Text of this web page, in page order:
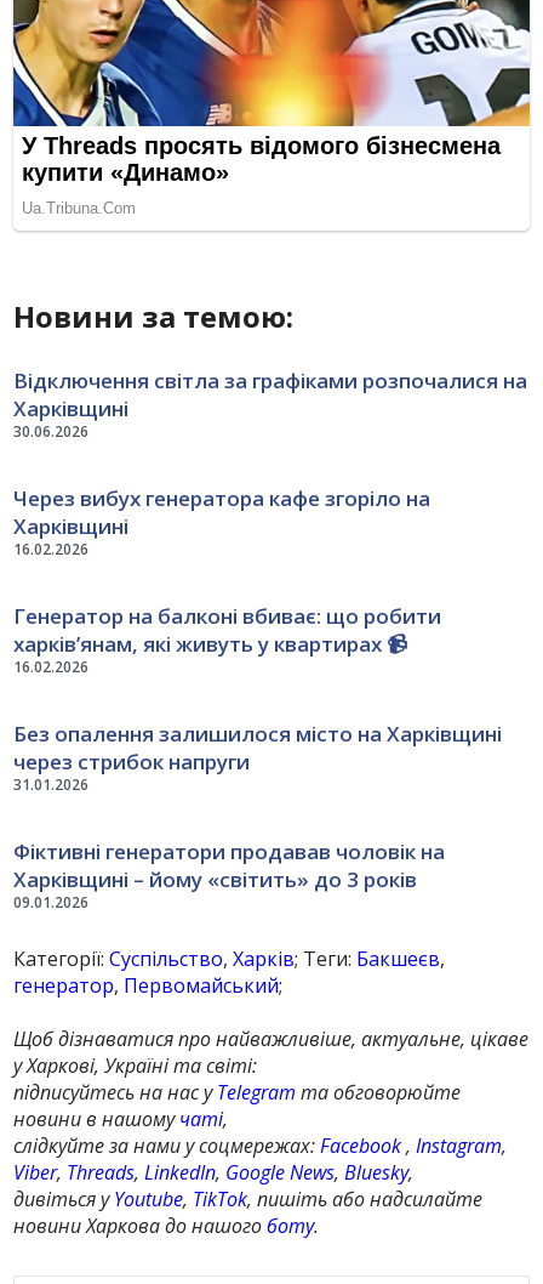
Новини за темою:
30.06.2026
Відключення світла за графіками розпочалися на
Харківщині
16.02.2026
Через вибух генератора кафе згоріло на
Харківщині
16.02.2026
Генератор на балконі вбиває: що робити
харків’янам, які живуть у квартирах 📹
31.01.2026
Без опалення залишилося місто на Харківщині
через стрибок напруги
09.01.2026
Фіктивні генератори продавав чоловік на
Харківщині – йому «світить» до 3 років
Категорії:Суспільство,Харків; Теги: Бакшеєв,
генератор, Первомайський;
Щоб дізнаватися про найважливіше, актуальне, цікаве
у Харкові, Україні та світі:
підписуйтесь на нас уTelegram та обговорюйте
новини в нашомучаті,
слідкуйте за нами у соцмережах:Facebook,Instagram,
Viber, Threads,LinkedIn, Google News,Bluesky,
дивіться уYoutube, TikTok, пишіть або надсилайте
новини Харкова до нашогоботу.